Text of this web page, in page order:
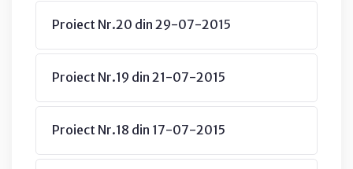
Proiect Nr.20 din 29-07-2015
Proiect Nr.19 din 21-07-2015
Proiect Nr.18 din 17-07-2015